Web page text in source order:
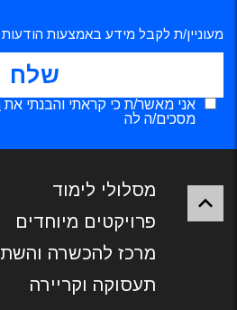
מעוניין/ת לקבל מידע באמצעות הודעות sms/דוא"ל
אני מאשר/ת כי קראתי והבנתי את
מסכים/ה לה
מסלולי לימוד
פרויקטים מיוחדים
מרכז להכשרה
תעסוקה וקריירה